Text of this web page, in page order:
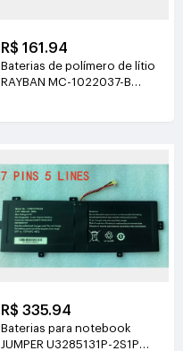
R$ 161.94
Baterias de polímero de lítio
RAYBAN MC-1022037-B
R$ 335.94
Baterias para notebook
JUMPER U3285131P-2S1P